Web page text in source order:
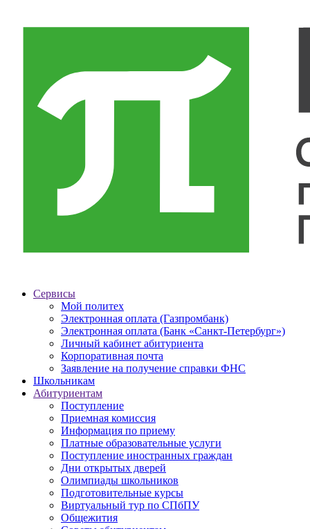
Сервисы
Мой политех
Электронная оплата (Газпромбанк)
Электронная оплата (Банк «Санкт-Петербург»)
Личный кабинет абитуриента
Корпоративная почта
Заявление на получение справки ФНС
Школьникам
Абитуриентам
Поступление
Приемная комиссия
Информация по приему
Платные образовательные услуги
Поступление иностранных граждан
Дни открытых дверей
Олимпиады школьников
Подготовительные курсы
Виртуальный тур по СПбПУ
Общежития